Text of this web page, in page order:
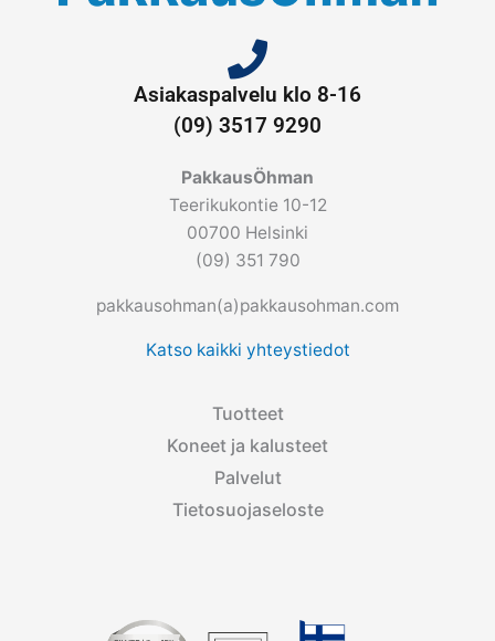
Asiakaspalvelu klo 8-16
(09) 3517 9290
PakkausÖhman
Teerikukontie 10-12
00700 Helsinki
(09) 351 790
pakkausohman(a)pakkausohman.com
Katso kaikki yhteystiedot
Tuotteet
Koneet ja kalusteet
Palvelut
Tietosuojaseloste